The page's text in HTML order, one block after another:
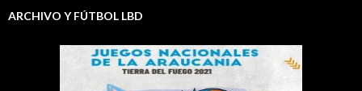
ARCHIVO Y FÚTBOL LBD